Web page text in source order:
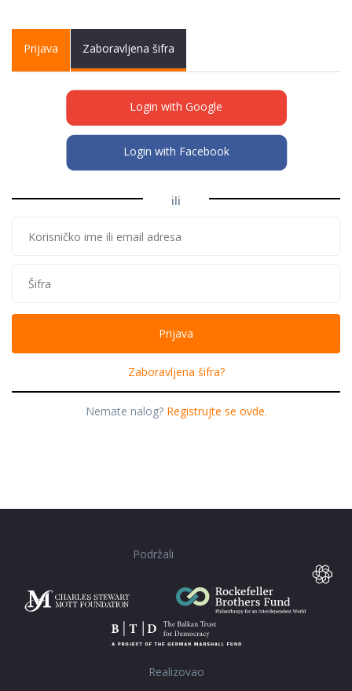
Primary tabs
Prijava (activeZaboravljena šifra
Login with Google
Login with Facebook
ili
Zaboravljena šifra?
Nemate nalog? Registrujte se ovde.
Podržali
Realizovao